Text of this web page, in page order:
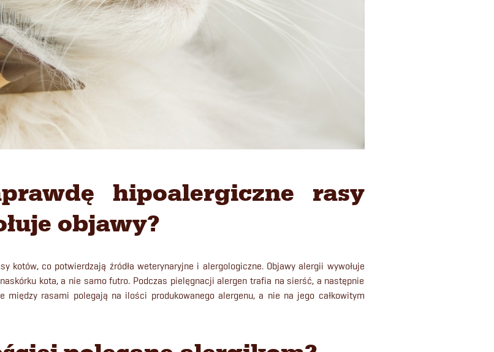
hipoalergiczne rasy
objawy?
kotów, co potwierdzają źródła weterynaryjne i alergologiczne. Objawy alergii wywołuje
kota, a nie samo futro. Podczas pielęgnacji alergen trafia na sierść, a następnie
między rasami polegają na ilości produkowanego alergenu, a nie na jego całkowitym